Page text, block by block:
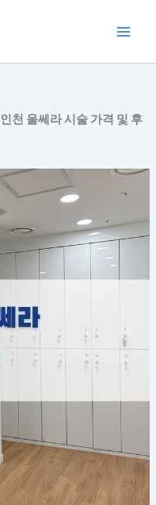
인천 울쎄라 시술 가격 및 후